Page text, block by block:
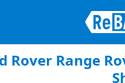
Rover Range